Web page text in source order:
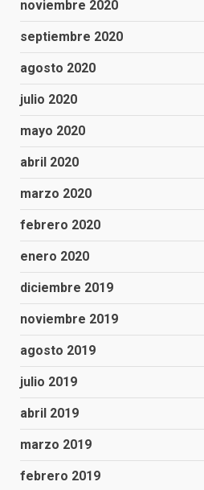
noviembre 2020
septiembre 2020
agosto 2020
julio 2020
mayo 2020
abril 2020
marzo 2020
febrero 2020
enero 2020
diciembre 2019
noviembre 2019
agosto 2019
julio 2019
abril 2019
marzo 2019
febrero 2019